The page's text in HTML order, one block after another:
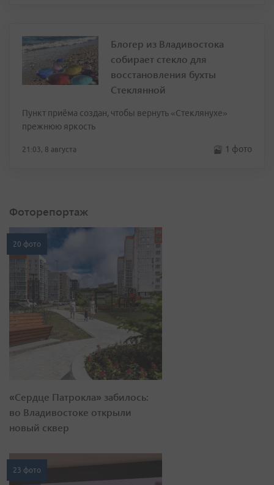
Блогер из Владивостока
собирает стекло для
восстановления бухты
Стеклянной
Пункт приёма создан, чтобы вернуть «Стеклянухе»
прежнюю яркость
21:03, 8 августа 1 фото
Фоторепортаж
20 фото
«Сердце Патрокла» забилось:
во Владивостоке открыли
новый сквер
23 фото